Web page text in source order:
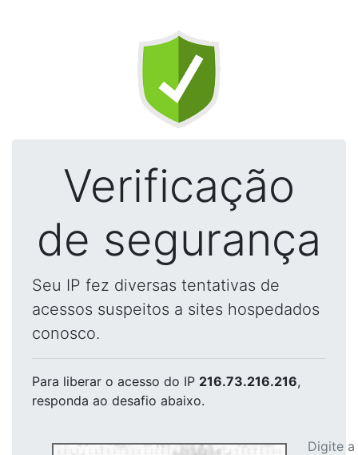
Verificação
de segurança
Seu IP fez diversas tentativas de
acessos suspeitos a sites hospedados
conosco.
Para liberar o acesso do IP 216.73.216.216,
responda ao desafio abaixo.
Digite